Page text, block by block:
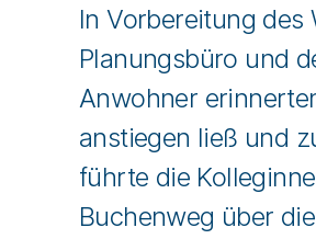
In Vorbereitung
Planungsbüro und
Anwohner
anstiegen ließ und
führte die
Buchenweg über